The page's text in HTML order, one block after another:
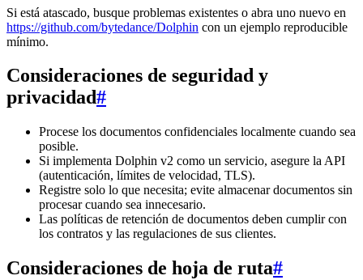
Si está atascado, busque problemas existentes o abra uno nuevo en
https://github.com/bytedance/Dolphin con un ejemplo reproducible
mínimo.
Consideraciones de seguridad y
privacidad#
Procese los documentos confidenciales localmente cuando sea
posible.
Si implementa Dolphin v2 como un servicio, asegure la API
(autenticación, límites de velocidad, TLS).
Registre solo lo que necesita; evite almacenar documentos sin
procesar cuando sea innecesario.
Las políticas de retención de documentos deben cumplir con
los contratos y las regulaciones de sus clientes.
Consideraciones de hoja de ruta#